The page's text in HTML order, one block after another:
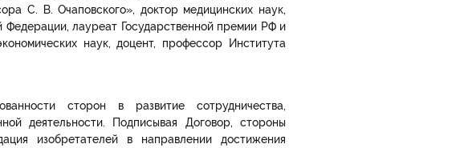
С. В. Очаповского», доктор медицинских наук,
лауреат Государственной премии РФ и
наук, доцент, профессор Института
сторон в развитие сотрудничества,
деятельности. Подписывая Договор, стороны
изобретателей в направлении достижения